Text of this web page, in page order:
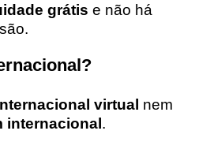
grátis e não há
virtual nem
internacional.